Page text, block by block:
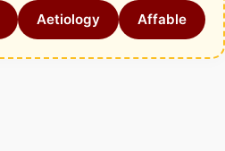
Aetiology Affable